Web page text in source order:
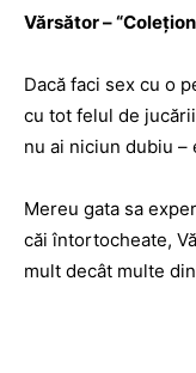
Vărsător –“
Dacă faci sex cu o
cu tot felul de
nu ai niciun dubiu –
Mereu gata sa
căi întortocheate,
mult decât multe